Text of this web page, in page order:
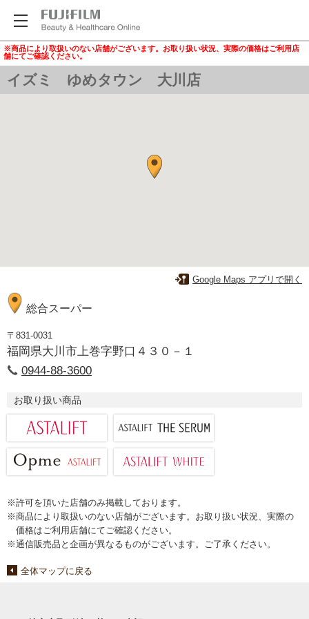
※商品により取扱いのない店舗がございます。お取り扱い状況、実際の価格はご利用店
舗にてご確認ください。
イズミ ゆめタウン 大川店
Google Maps アプリで開く
総合スーパー
〒831-0031
福岡県大川市上巻字野口４３０－１
0944-88-3600
お取り扱い商品
※許可を頂いた店舗のみ掲載しております。
※商品により取扱いのない店舗がございます。お取り扱い状況、実際の
価格はご利用店舗にてご確認ください。
※通信販売品と企画が異なるものがございます。ご了承ください。
全体マップに戻る